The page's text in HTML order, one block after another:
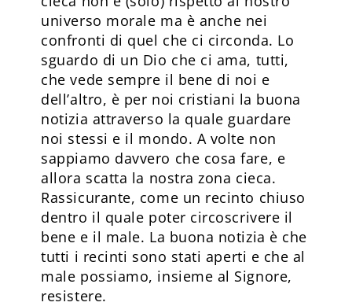
universo morale ma è anche nei
confronti di quel che ci circonda. Lo
sguardo di un Dio che ci ama, tutti,
che vede sempre il bene di noi e
dell’altro, è per noi cristiani la buona
notizia attraverso la quale guardare
noi stessi e il mondo. A volte non
sappiamo davvero che cosa fare, e
allora scatta la nostra zona cieca.
Rassicurante, come un recinto chiuso
dentro il quale poter circoscrivere il
bene e il male. La buona notizia è che
tutti i recinti sono stati aperti e che al
male possiamo, insieme al Signore,
resistere.